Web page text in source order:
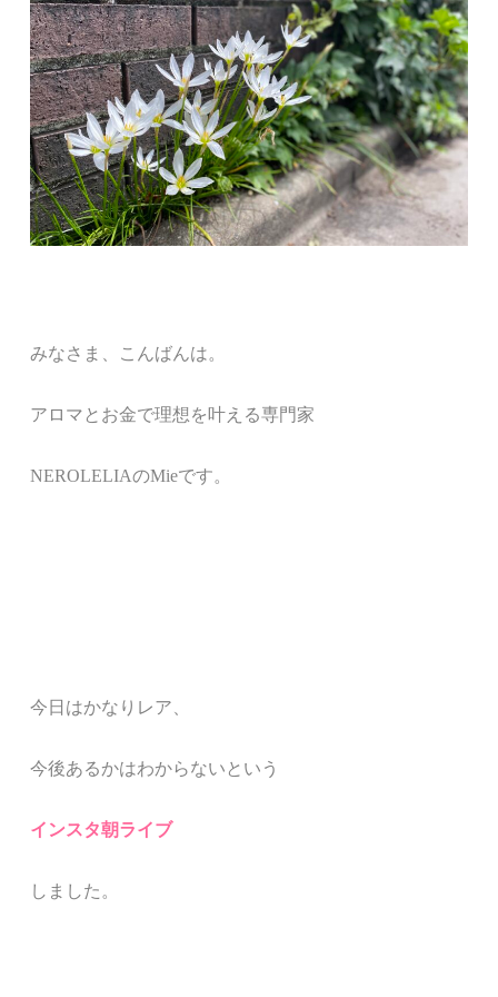
みなさま、こんばんは。
アロマとお金で理想を叶える専門家
NEROLELIAのMieです。
今日はかなりレア、
今後あるかはわからない という
インスタ朝ライブ
しました。